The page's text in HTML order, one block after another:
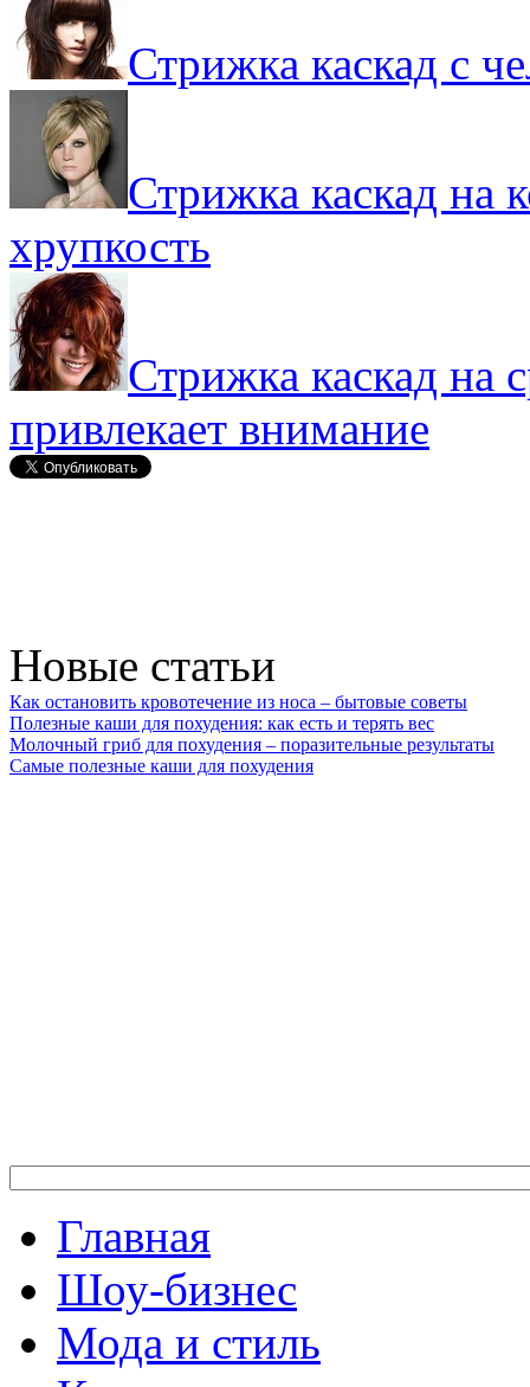
Стрижка каскад с
Стрижка каскад на
хрупкость
Стрижка каскад на
привлекает внимание
Новые статьи
Как остановить кровотечение из носа – бытовые советы
Полезные каши для похудения: как есть и терять вес
Молочный гриб для похудения – поразительные результаты
Самые полезные каши для похудения
Главная
Шоу-бизнес
Мода и стиль